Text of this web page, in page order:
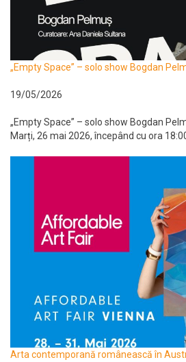
„Empty Space” – solo show Bogdan
19/05/2026
„Empty Space” – solo show Bogdan
Marți, 26 mai 2026, începând cu ora
Arta contemporană românească în